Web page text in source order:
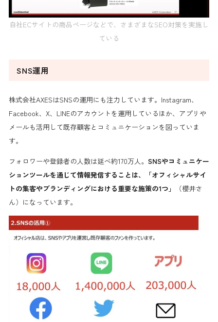
自社ECサイトの商品ページなどで、さまざまなSEO対策を実施し
ている
SNS運用
株式会社AXESはSNSの運用にも注力しています。Instagram、
Facebook、X、LINEのアカウントを運用しているほか、アプリや
メールも活用して既存顧客とコミュニケーションを図っていま
す。
フォロワーや登録者の人数は延べ約170万人。 SNSやコミュニケー
ションツールを通じて情報発信することは、「オフィシャルサイ
トの集客やブランディングにおける重要な施策の1つ」
（櫻井さ
ん）になっています。